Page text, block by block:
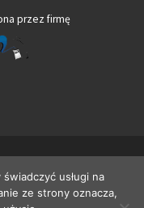
przez firmę
Motyw Customizr
usługi na
ze strony oznacza,